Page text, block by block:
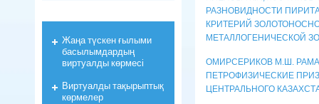
РАЗНОВИДНОСТИ
КРИТЕРИЙ
МЕТАЛЛОГЕНИЧЕСКОЙ
ОМИРСЕРИКОВ М.Ш.
ПЕТРОФИЗИЧЕСКИЕ
ЦЕНТРАЛЬНОГО
Жаңа түскен ғылыми
басылымдардың
виртуалды көрмесі
Виртуалды тақырыптық
көрмелер